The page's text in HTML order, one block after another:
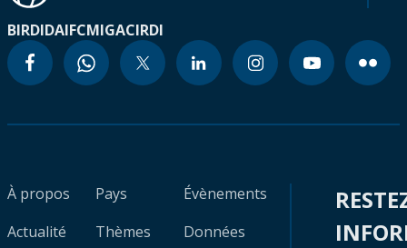
BIRDIDAIFCMIGACIRDI
À propos
Actualité
Pays
Thèmes
Évènements
Données